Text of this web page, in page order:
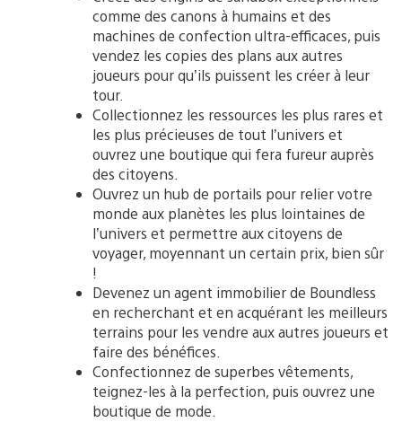
comme des canons à humains et des
machines de confection ultra-efficaces, puis
vendez les copies des plans aux autres
joueurs pour qu’ils puissent les créer à leur
tour.
Collectionnez les ressources les plus rares et
les plus précieuses de tout l’univers et
ouvrez une boutique qui fera fureur auprès
des citoyens.
Ouvrez un hub de portails pour relier votre
monde aux planètes les plus lointaines de
l’univers et permettre aux citoyens de
voyager, moyennant un certain prix, bien sûr
!
Devenez un agent immobilier de Boundless
en recherchant et en acquérant les meilleurs
terrains pour les vendre aux autres joueurs et
faire des bénéfices.
Confectionnez de superbes vêtements,
teignez-les à la perfection, puis ouvrez une
boutique de mode.